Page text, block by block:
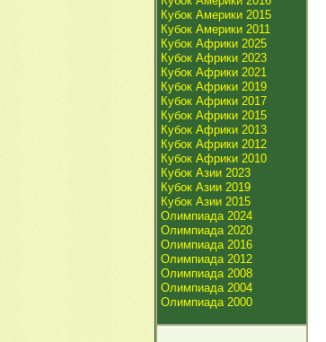
Кубок Америки 2015
Кубок Америки 2011
Кубок Африки 2025
Кубок Африки 2023
Кубок Африки 2021
Кубок Африки 2019
Кубок Африки 2017
Кубок Африки 2015
Кубок Африки 2013
Кубок Африки 2012
Кубок Африки 2010
Кубок Азии 2023
Кубок Азии 2019
Кубок Азии 2015
Олимпиада 2024
Олимпиада 2020
Олимпиада 2016
Олимпиада 2012
Олимпиада 2008
Олимпиада 2004
Олимпиада 2000